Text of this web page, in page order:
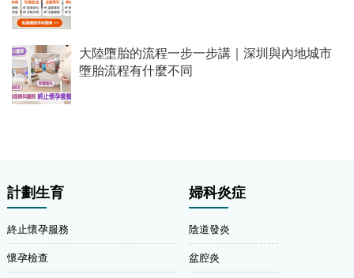
大陸墮胎的流程一步一步講｜深圳與內地城市
墮胎流程有什麼不同
計劃生育
終止懷孕服務
懷孕檢查
婦科炎症
陰道發炎
盆腔炎